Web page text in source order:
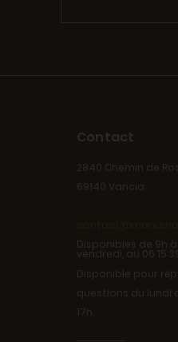
Contact
2840 Chemin de
69140 Vancia
Disponibles de 9h
vendredi, au 06 15
Disponible pour
questions du lundi
17h.